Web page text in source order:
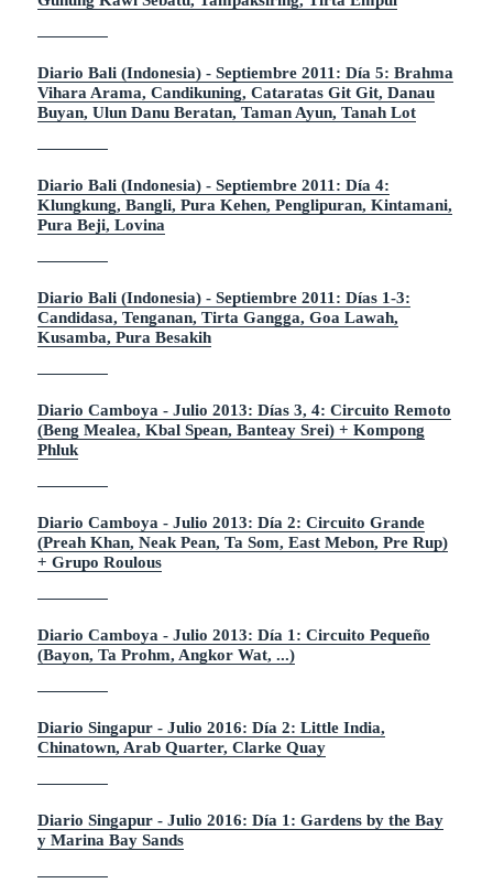
Diario Bali (Indonesia) - Septiembre 2011: Día 5: Brahma
Vihara Arama, Candikuning, Cataratas Git Git, Danau
Buyan, Ulun Danu Beratan, Taman Ayun, Tanah Lot
Diario Bali (Indonesia) - Septiembre 2011: Día 4:
Klungkung, Bangli, Pura Kehen, Penglipuran, Kintamani,
Pura Beji, Lovina
Diario Bali (Indonesia) - Septiembre 2011: Días 1-3:
Candidasa, Tenganan, Tirta Gangga, Goa Lawah,
Kusamba, Pura Besakih
Diario Camboya - Julio 2013: Días 3, 4: Circuito Remoto
(Beng Mealea, Kbal Spean, Banteay Srei) + Kompong
Phluk
Diario Camboya - Julio 2013: Día 2: Circuito Grande
(Preah Khan, Neak Pean, Ta Som, East Mebon, Pre Rup)
+ Grupo Roulous
Diario Camboya - Julio 2013: Día 1: Circuito Pequeño
(Bayon, Ta Prohm, Angkor Wat, ...)
Diario Singapur - Julio 2016: Día 2: Little India,
Chinatown, Arab Quarter, Clarke Quay
Diario Singapur - Julio 2016: Día 1: Gardens by the Bay
y Marina Bay Sands